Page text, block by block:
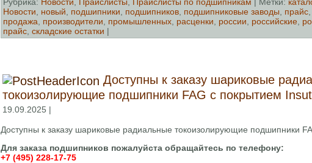
Рубрика: Новости, Прайслисты, Прайслисты по подшипникам | Метки:
Новости, новый, подшипники, подшипников, подшипниковые заводы, прайс,
продажа, производители, промышленных, расценки, россии, российские,
прайс, складские остатки |
Доступны к заказу шариковые
токоизолирующие подшипники FAG с покрытием
19.09.2025 |
Доступны к заказу шариковые радиальные токоизолирующие подшипники
Для заказа подшипников пожалуйста обращайтесь по телефону:
+7 (495) 228-17-75